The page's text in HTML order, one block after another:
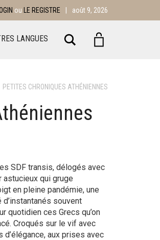
ou LE REGISTRE août 9, 2026
LANGUES Chercher
PETITES CHRONIQUES ATHÉNIENNES
SDF transis, délogés avec
qui gruge
en pleine pandémie, une
souvent
quotidien ces Grecs qu’on
Croqués sur le vif avec
aux prises avec